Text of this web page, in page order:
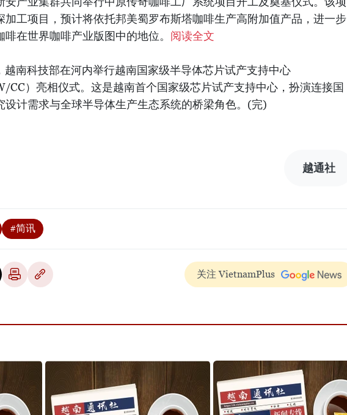
加工项目，预计将依托邦美蜀罗布斯塔咖啡生产高附加值产品，进一步
啡在世界咖啡产业版图中的地位。 阅读全文
越南科技部在河内举行越南国家级半导体芯片试产支持中心
CC）亮相仪式。这是越南首个国家级芯片试产支持中心，扮演连接国
设计需求与全球半导体生产生态系统的桥梁角色。(完)
越通社
#简讯
关注 VietnamPlus